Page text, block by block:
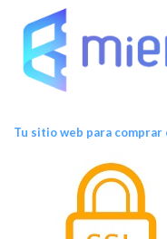
Tu sitio web para comprar